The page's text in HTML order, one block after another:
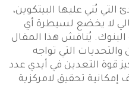
التي بُني عليها البيتكوين،
لا يخضع لسيطرة أي
يُناقش هذا المقال
والتحديات التي تواجه
قوة التعدين في أيدي عدد
تحقيق لامركزية